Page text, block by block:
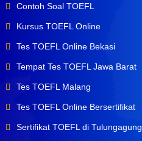
Contoh Soal TOEFL
Kursus TOEFL Online
Tes TOEFL Online Bekasi
Tempat Tes TOEFL Jawa Barat
Tes TOEFL Malang
Tes TOEFL Online Bersertifikat
Sertifikat TOEFL di Tulungagung